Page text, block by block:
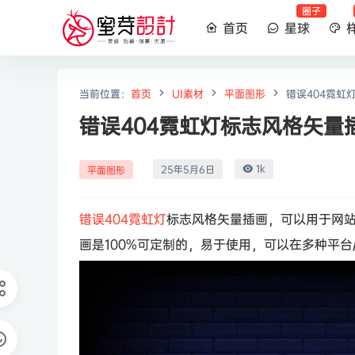
首页 星球
圈子
当前位置： 首页 UI素材 平面图形 错误404霓虹
错误404霓虹灯标志风格矢
平面图形 25年5月6日 1k
错误404霓虹灯标志风格矢量插画，可以用于网
画是100%可定制的，易于使用，可以在多种平